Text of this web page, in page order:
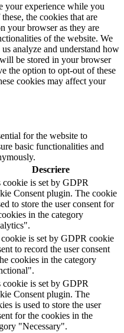
your experience while you
the cookies that are
your browser as they are
of the website. We
analyze and understand how
be stored in your browser
the option to opt-out of these
cookies may affect your
for the website to
basic functionalities and
Descriere
cookie is set by GDPR
Consent plugin. The cookie
to store the user consent for
in the category
is set by GDPR cookie
to record the user consent
cookies in the category
cookie is set by GDPR
Consent plugin. The
is used to store the user
for the cookies in the
"Necessary".